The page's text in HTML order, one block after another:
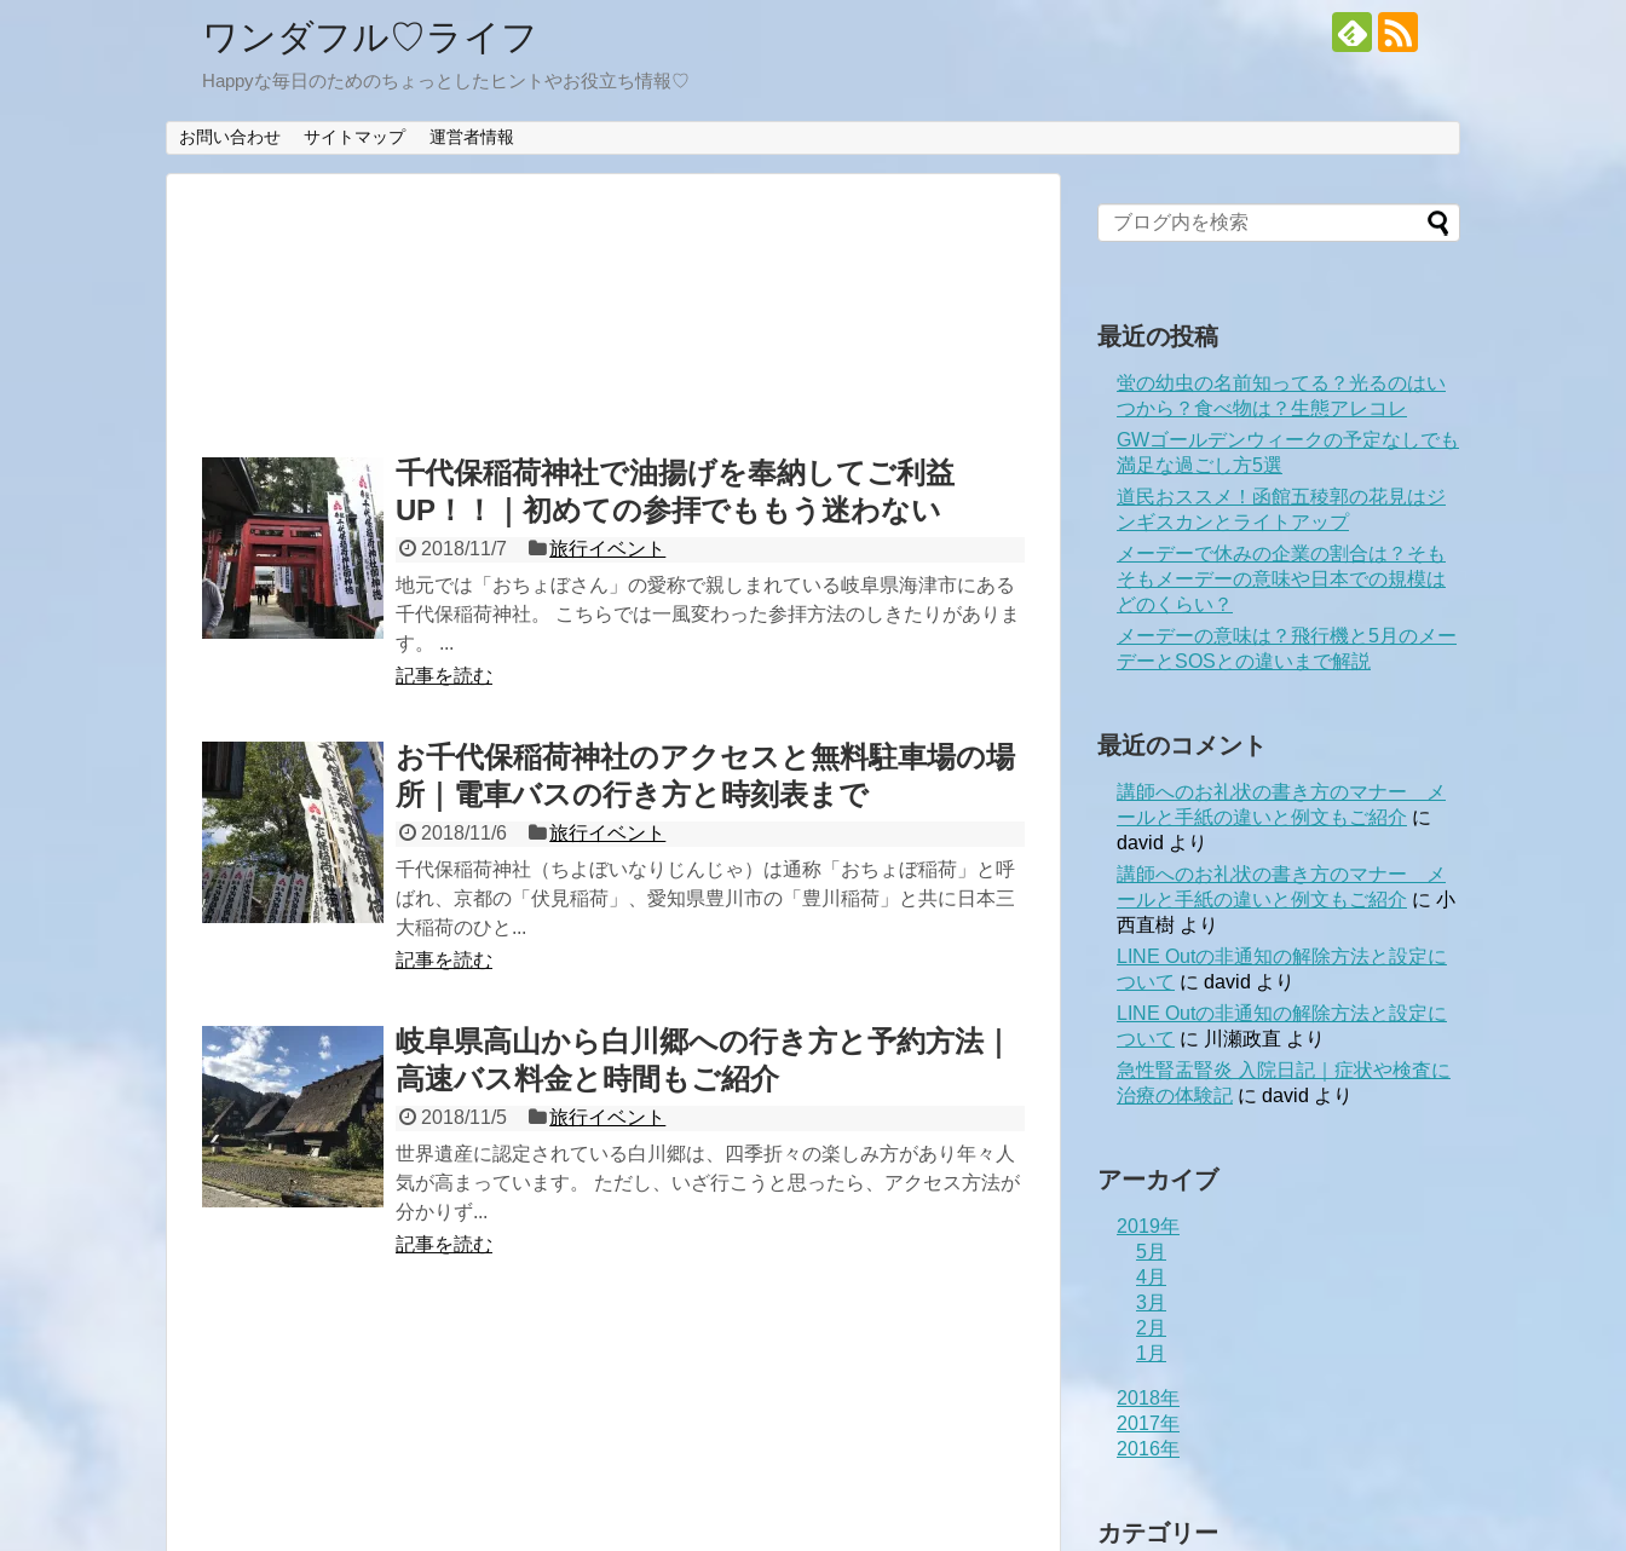
ワンダフル♡ライフ
Happyな毎日のためのちょっとしたヒントやお役立ち情報♡
お問い合わせ サイトマップ 運営者情報
千代保稲荷神社で油揚げを奉納してご利益
UP！！｜初めての参拝でももう迷わない
2018/11/7
旅行イベント
地元では「おちょぼさん」の愛称で親しまれている岐阜県海津市にある
千代保稲荷神社。 こちらでは一風変わった参拝方法のしきたりがありま
す。 ...
記事を読む
お千代保稲荷神社のアクセスと無料駐車場の場
所｜電車バスの行き方と時刻表まで
2018/11/6
旅行イベント
千代保稲荷神社（ちよぼいなりじんじゃ）は通称「おちょぼ稲荷」と呼
ばれ、京都の「伏見稲荷」、愛知県豊川市の「豊川稲荷」と共に日本三
大稲荷のひと...
記事を読む
岐阜県高山から白川郷への行き方と予約方法｜
高速バス料金と時間もご紹介
2018/11/5
旅行イベント
世界遺産に認定されている白川郷は、四季折々の楽しみ方があり年々人
気が高まっています。 ただし、いざ行こうと思ったら、アクセス方法が
分かりず...
記事を読む
最近の投稿
蛍の幼虫の名前知ってる？光るのはい
つから？食べ物は？生態アレコレ
GWゴールデンウィークの予定なしでも
満足な過ごし方5選
道民おススメ！函館五稜郭の花見はジ
ンギスカンとライトアップ
メーデーで休みの企業の割合は？そも
そもメーデーの意味や日本での規模は
どのくらい？
メーデーの意味は？飛行機と5月のメー
デーとSOSとの違いまで解説
最近のコメント
講師へのお礼状の書き方のマナー メ
ールと手紙の違いと例文もご紹介 に
david より
講師へのお礼状の書き方のマナー メ
ールと手紙の違いと例文もご紹介 に 小
西直樹 より
LINE Outの非通知の解除方法と設定に
ついて に david より
LINE Outの非通知の解除方法と設定に
ついて に 川瀬政直 より
急性腎盂腎炎 入院日記｜症状や検査に
治療の体験記 に david より
アーカイブ
2019年
5月
4月
3月
2月
1月
2018年
2017年
2016年
カテゴリー